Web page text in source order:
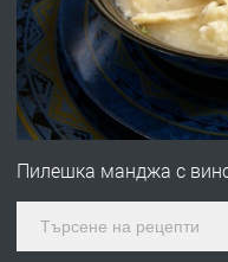
ПРЕДЛАГА
Пилешка манджа с